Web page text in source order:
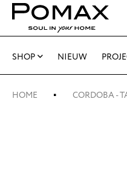
SHOP NIEUW
HOME CORDOBA -